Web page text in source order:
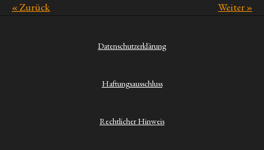
«Zurück Weiter»
Datenschutzerklärung
Haftungsausschluss
Rechtlicher Hinweis